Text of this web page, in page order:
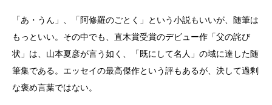
「あ・うん」、「阿修羅のごとく」という小説もいいが、随筆は
もっといい。その中でも、直木賞受賞のデビュー作「父の詫び
状」は、山本夏彦が言う如く、「既にして名人」の域に達した随
筆集である。エッセイの最高傑作という評もあるが、決して過剰
な褒め言葉ではない。